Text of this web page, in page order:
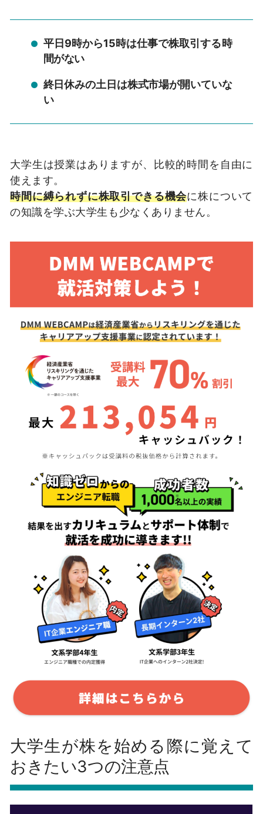
平日9時から15時は仕事で株取引する時
間がない
終日休みの土日は株式市場が開いていな
い
大学生は授業はありますが、比較的時間を自由に
使えます。
時間に縛られずに株取引できる機会に株について
の知識を学ぶ大学生も少なくありません。
大学生が株を始める際に覚えて
おきたい3つの注意点